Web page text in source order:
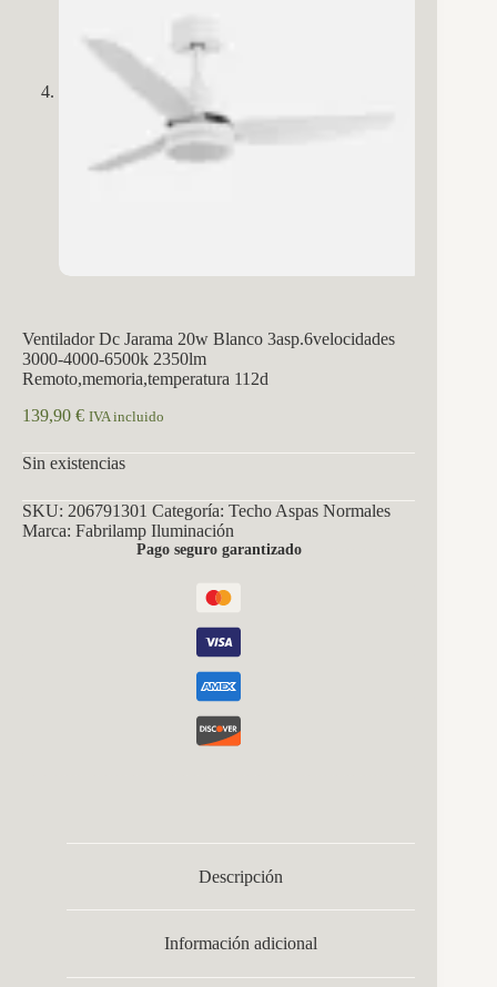
Ventilador Dc Jarama 20w Blanco 3asp.6velocidades
3000-4000-6500k 2350lm
Remoto,memoria,temperatura 112d
139,90 € IVA incluido
Sin existencias
SKU: 206791301 Categoría: Techo Aspas Normales
Marca: Fabrilamp Iluminación
Pago seguro garantizado
Descripción
Información adicional